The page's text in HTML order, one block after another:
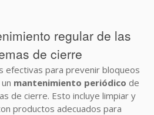
regular de las
de cierre
efectivas para prevenir bloqueos
mantenimiento periódico de
de cierre. Esto incluye limpiar y
productos adecuados para